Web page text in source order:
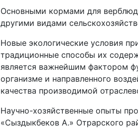
Основными кормами для
другими видами
Новые экологические условия
традиционные способы их
является важнейшим фактором
организме и направленного
качества производимой
Научно-хозяйственные опыты
«Сыздыкбеков А.» Отрарского